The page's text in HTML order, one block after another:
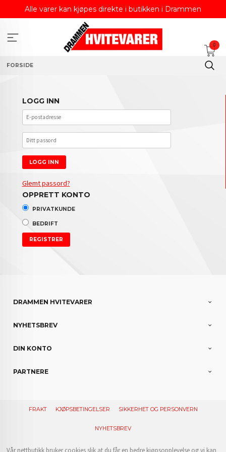
Alle varer kan kjøpes direkte i butikken i Drammen
0
FORSIDE
LOGG INN
Glemt passord?
OPPRETT KONTO
PRIVATKUNDE
BEDRIFT
DRAMMEN HVITEVARER
NYHETSBREV
DIN KONTO
PARTNERE
FRAKT KJØPSBETINGELSER SIKKERHET OG PERSONVERN
NYHETSBREV